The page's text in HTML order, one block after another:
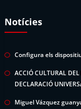
Notícies
Configura els
ACCIÓ CULTURAL DEL
DECLARACIÓ
Miguel Vázquez